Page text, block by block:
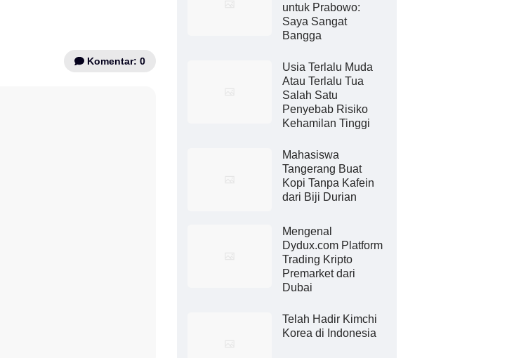
Komentar: 0
untuk Prabowo:
Saya Sangat
Bangga
Usia Terlalu Muda
Atau Terlalu Tua
Salah Satu
Penyebab Risiko
Kehamilan Tinggi
Mahasiswa
Tangerang Buat
Kopi Tanpa Kafein
dari Biji Durian
Mengenal
Dydux.com Platform
Trading Kripto
Premarket dari
Dubai
Telah Hadir Kimchi
Korea di Indonesia